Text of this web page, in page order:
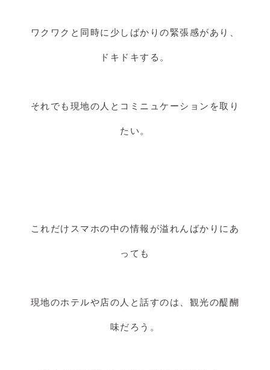
ワクワクと同時に少しばかりの緊張感があり、
ドキドキする。
それでも現地の人とコミニュケーションを取り
たい。
これだけスマホの中の情報が溢れんばかりにあ
っても
現地のホテルや店の人と話すのは、観光の醍醐
味だろう。